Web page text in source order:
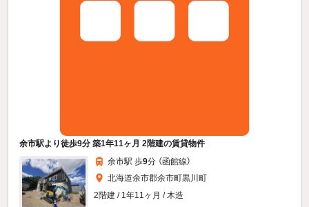
余市駅より徒歩9分 築1年11ヶ月 2階建の賃貸物件
余市駅 歩9分 （函館線）
北海道余市郡余市町黒川町
2階建 / 1年11ヶ月 / 木造